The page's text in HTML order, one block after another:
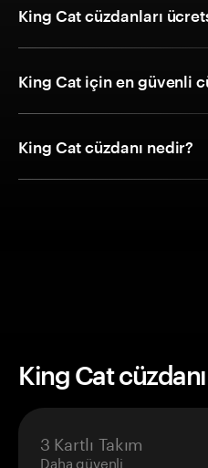
King Cat cüzdanları
King Cat için en güvenli
King Cat cüzdanı nedir?
King Cat
3 Kartlı Takım
Daha güvenli